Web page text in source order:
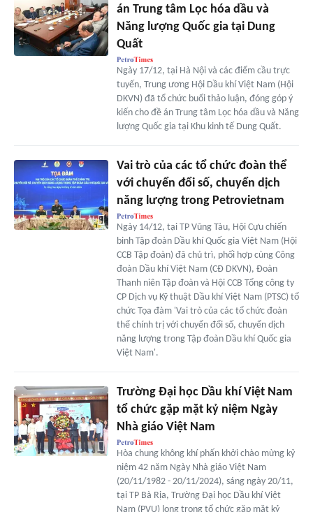
án Trung tâm Lọc hóa dầu và
Năng lượng Quốc gia tại Dung
Quất
Ngày 17/12, tại Hà Nội và các điểm cầu trực
tuyến, Trung ương Hội Dầu khí Việt Nam (Hội
DKVN) đã tổ chức buổi thảo luận, đóng góp ý
kiến cho đề án Trung tâm Lọc hóa dầu và Năng
lượng Quốc gia tại Khu kinh tế Dung Quất.
Vai trò của các tổ chức đoàn thể
với chuyển đổi số, chuyển dịch
năng lượng trong Petrovietnam
Ngày 14/12, tại TP Vũng Tàu, Hội Cựu chiến
binh Tập đoàn Dầu khí Quốc gia Việt Nam (Hội
CCB Tập đoàn) đã chủ trì, phối hợp cùng Công
đoàn Dầu khí Việt Nam (CĐ DKVN), Đoàn
Thanh niên Tập đoàn và Hội CCB Tổng công ty
CP Dịch vụ Kỹ thuật Dầu khí Việt Nam (PTSC) tổ
chức Tọa đàm 'Vai trò của các tổ chức đoàn
thể chính trị với chuyển đổi số, chuyển dịch
năng lượng trong Tập đoàn Dầu khí Quốc gia
Việt Nam'.
Trường Đại học Dầu khí Việt Nam
tổ chức gặp mặt kỷ niệm Ngày
Nhà giáo Việt Nam
Hòa chung không khí phấn khởi chào mừng kỷ
niệm 42 năm Ngày Nhà giáo Việt Nam
(20/11/1982 - 20/11/2024), sáng ngày 20/11,
tại TP Bà Rịa, Trường Đại học Dầu khí Việt
Nam (PVU) long trọng tổ chức gặp mặt kỷ